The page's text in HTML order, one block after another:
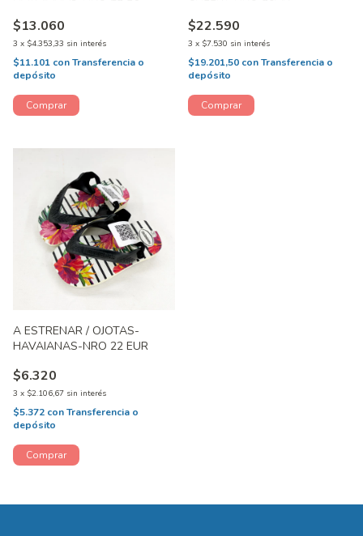
$13.060
3 x $4.353,33 sin interés
$11.101 conTransferencia o
depósito
$22.590
3 x $7.530 sin interés
$19.201,50 conTransferencia o
depósito
A ESTRENAR / OJOTAS-
HAVAIANAS-NRO 22 EUR
$6.320
3 x $2.106,67 sin interés
$5.372 conTransferencia o
depósito